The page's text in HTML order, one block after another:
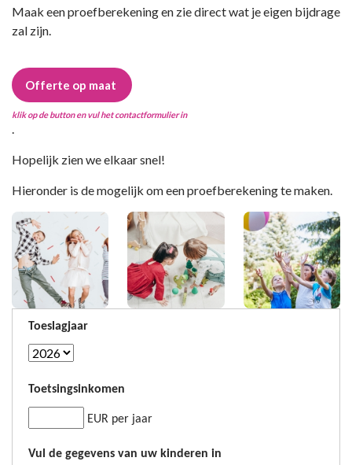
Maak een proefberekening en zie direct wat je eigen bijdrage
zal zijn.
Offerte op maat
klik op de button en vul het contactformulier in
Hopelijk zien we elkaar snel!
Hieronder is de mogelijk om een proefberekening te maken.
Toeslagjaar
Toetsingsinkomen
EUR per jaar
Vul de gegevens van uw kinderen in